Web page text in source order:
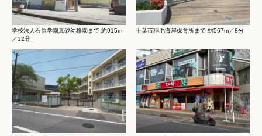
学校法人石原学園真砂幼稚園まで 約915m
／12分
千葉市稲毛海岸保育所まで 約567m／8分